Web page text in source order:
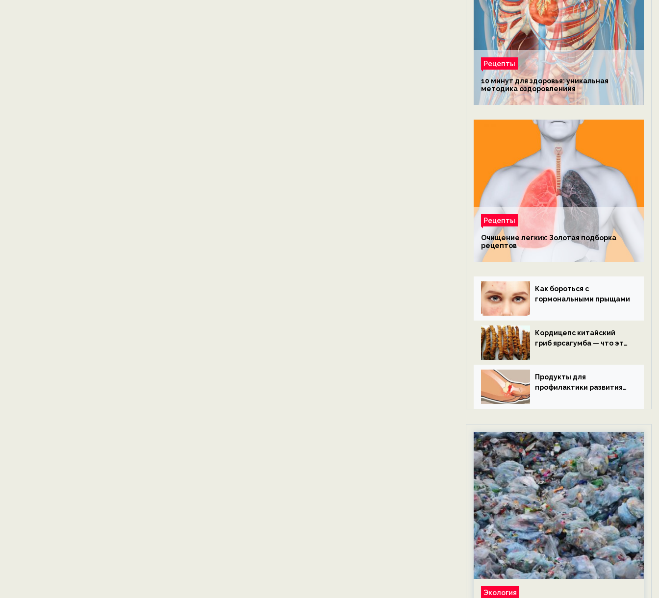
Рецепты
10 минут для здоровья: уникальная
методика оздоровлениия
Рецепты
Очищение легких: Золотая подборка
рецептов
Как бороться с
гормональными прыщами
Кордицепс китайский
гриб ярсагумба — что это
Продукты для
профилактики развития
Экология